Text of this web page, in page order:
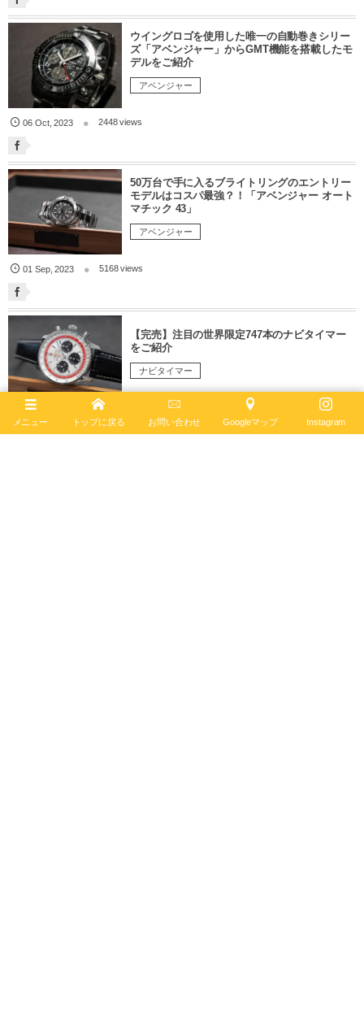
ウイングロゴを使用した唯一の自動巻きシリー
ズ「アベンジャー」からGMT機能を搭載したモ
デルをご紹介
アベンジャー
06 Oct,2023 2448 views
50万台で手に入るブライトリングのエントリー
モデルはコスパ最強？！「アベンジャー オート
マチック 43」
アベンジャー
01 Sep,2023 5168 views
【完売】注目の世界限定747本のナビタイマー
をご紹介
ナビタイマー
メニュー トップに戻る お問い合わせ Googleマップ Instagram